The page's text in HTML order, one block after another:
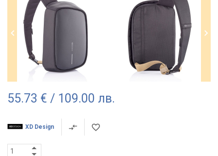
55.73 € / 109.00 лв.
XD Design